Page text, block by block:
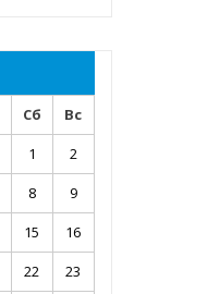
Сб
Вс
1
2
8
9
15
16
22
23